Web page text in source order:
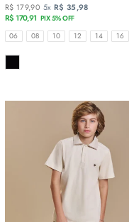
R$ 179,90 5x R$ 35,98
R$ 170,91 PIX 5% OFF
TAMANHOS
06 08 10 12 14 16
COR